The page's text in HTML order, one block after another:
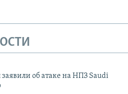
заявили об атаке на НПЗ Saudi